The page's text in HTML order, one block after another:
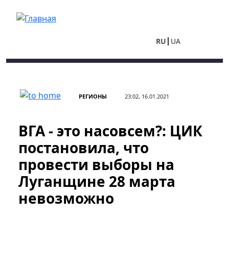
RU UA
РЕГИОНЫ 23:02, 16.01.2021
ВГА - это насовсем?: ЦИК
постановила, что
провести выборы на
Луганщине 28 марта
невозможно